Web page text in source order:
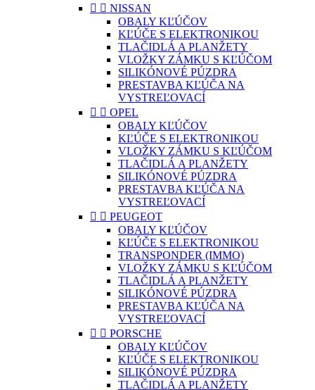
  NISSAN
OBALY KĽÚČOV
KĽÚČE S ELEKTRONIKOU
TLAČIDLÁ A PLANŽETY
VLOŽKY ZÁMKU S KĽÚČOM
SILIKÓNOVÉ PÚZDRA
PRESTAVBA KĽÚČA NA
VYSTREĽOVACÍ
  OPEL
OBALY KĽÚČOV
KĽÚČE S ELEKTRONIKOU
VLOŽKY ZÁMKU S KĽÚČOM
TLAČIDLÁ A PLANŽETY
SILIKÓNOVÉ PÚZDRA
PRESTAVBA KĽÚČA NA
VYSTREĽOVACÍ
  PEUGEOT
OBALY KĽÚČOV
KĽÚČE S ELEKTRONIKOU
TRANSPONDER (IMMO)
VLOŽKY ZÁMKU S KĽÚČOM
TLAČIDLÁ A PLANŽETY
SILIKÓNOVÉ PÚZDRA
PRESTAVBA KĽÚČA NA
VYSTREĽOVACÍ
  PORSCHE
OBALY KĽÚČOV
KĽÚČE S ELEKTRONIKOU
SILIKÓNOVÉ PÚZDRA
TLAČIDLÁ A PLANŽETY